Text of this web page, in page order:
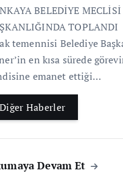
BELEDİYE
temennisi Belediye
en kısa sürede
emanet ettiği…
Diğer Haberler
Devam Et